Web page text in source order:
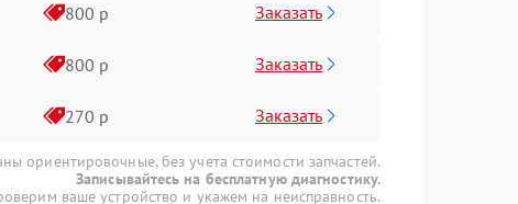
800 р Заказать
800 р Заказать
270 р Заказать
ориентировочные, без учета стоимости запчастей.
Записывайтесь на бесплатную диагностику.
ваше устройство и укажем на неисправность.